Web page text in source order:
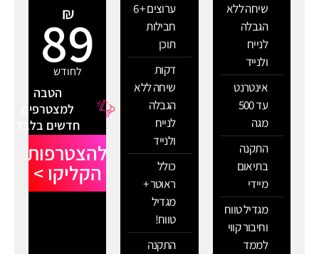
שיחה ללא
הגבלה
לנייח
ולנייד
אינטרנט
עד 500
מגה
התקנה
בתיאום
מיידי
מגדיל טווח
וחיבור קווי
לממד
ערוצים + 6
חבילות
תוכן
דקות
שיחה ללא
הגבלה
לנייח
ולנייד
כולל
ראוטר +
מגדיל
טווח!
התקנה
₪
89
לחודש
הטבה
למצטרפים
חדשים בלבד
להצטרפות
הקליקו >